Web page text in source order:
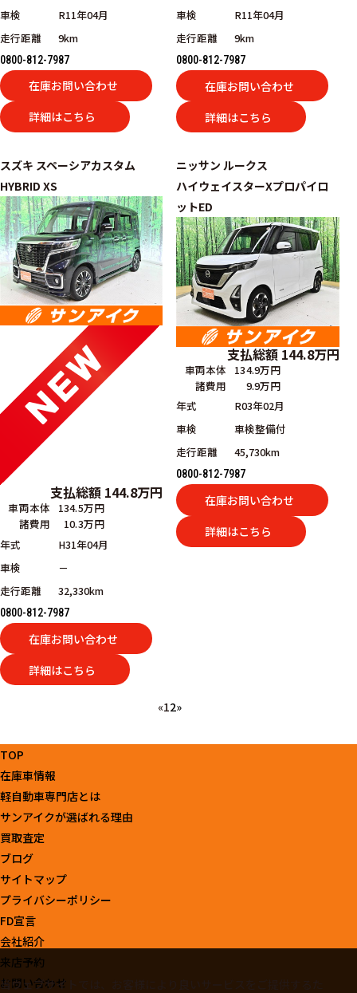
車検
R11年04月
走行距離
9km
0800-812-7987
在庫お問い合わせ
詳細はこちら
車検
R11年04月
走行距離
9km
0800-812-7987
在庫お問い合わせ
詳細はこちら
スズキ スペーシアカスタム
HYBRID XS
支払総額 144.8万円
車両本体
134.5万円
諸費用
10.3万円
年式
H31年04月
車検
－
走行距離
32,330km
0800-812-7987
在庫お問い合わせ
詳細はこちら
ニッサン ルークス
ハイウェイスターXプロパイロ
ットED
支払総額 144.8万円
車両本体
134.9万円
諸費用
9.9万円
年式
R03年02月
車検
車検整備付
走行距離
45,730km
0800-812-7987
在庫お問い合わせ
詳細はこちら
«12»
TOP
在庫車情報
軽自動車専門店とは
サンアイクが選ばれる理由
買取査定
ブログ
サイトマップ
プライバシーポリシー
FD宣言
会社紹介
来店予約
お問い合わせ
当ウェブサイトでは、お客様により良いサービスをご提供するた